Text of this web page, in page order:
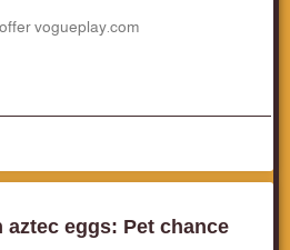
vogueplay.com
eggs: Pet chance